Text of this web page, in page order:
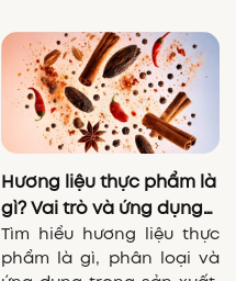
Hương liệu thực phẩm là
gì? Vai trò và ứng dụng
trong F&B
Tìm hiểu hương liệu thực
phẩm là gì, phân loại và